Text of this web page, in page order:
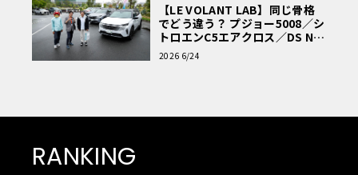
【LE VOLANT LAB】同じ骨格
でどう違う？ プジョー5008／シ
トロエンC5エアクロス／DS Nº4
読者一気乗りレポート
2026 6/24
RANKING